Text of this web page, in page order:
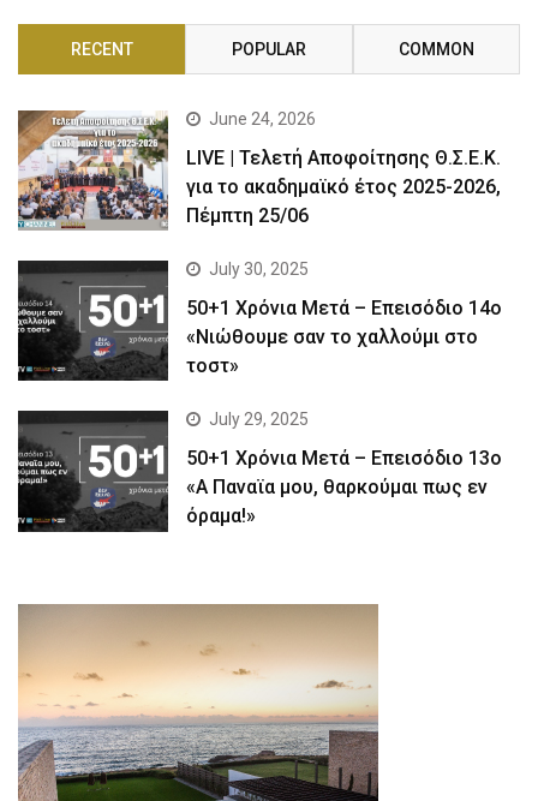
RECENT POPULAR COMMON
June 24, 2026
LIVE | Τελετή Αποφοίτησης Θ.Σ.Ε.Κ.
για το ακαδημαϊκό έτος 2025-2026,
Πέμπτη 25/06
July 30, 2025
50+1 Χρόνια Μετά – Επεισόδιο 14ο
«Νιώθουμε σαν το χαλλούμι στο
τοστ»
July 29, 2025
50+1 Χρόνια Μετά – Επεισόδιο 13ο
«Α Παναϊα μου, θαρκούμαι πως εν
όραμα!»